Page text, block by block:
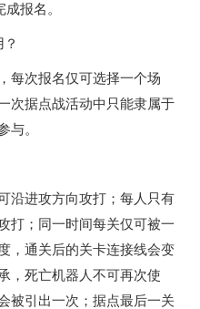
报名。
每次报名仅可选择一个场
次据点战活动中只能隶属于
与。
沿进攻方向攻打；每人只有
打；同一时间每关仅可被一
，通关后的关卡连接线会变
，死亡机器人不可再次使
被引出一次；据点最后一关